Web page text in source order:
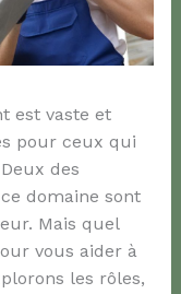
est vaste et
pour ceux qui
des
domaine sont
Mais quel
vous aider à
les rôles,